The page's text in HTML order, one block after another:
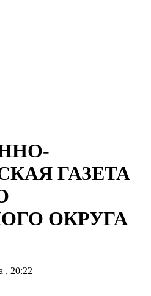
ГАЗЕТА
ОКРУГА
, 20:22